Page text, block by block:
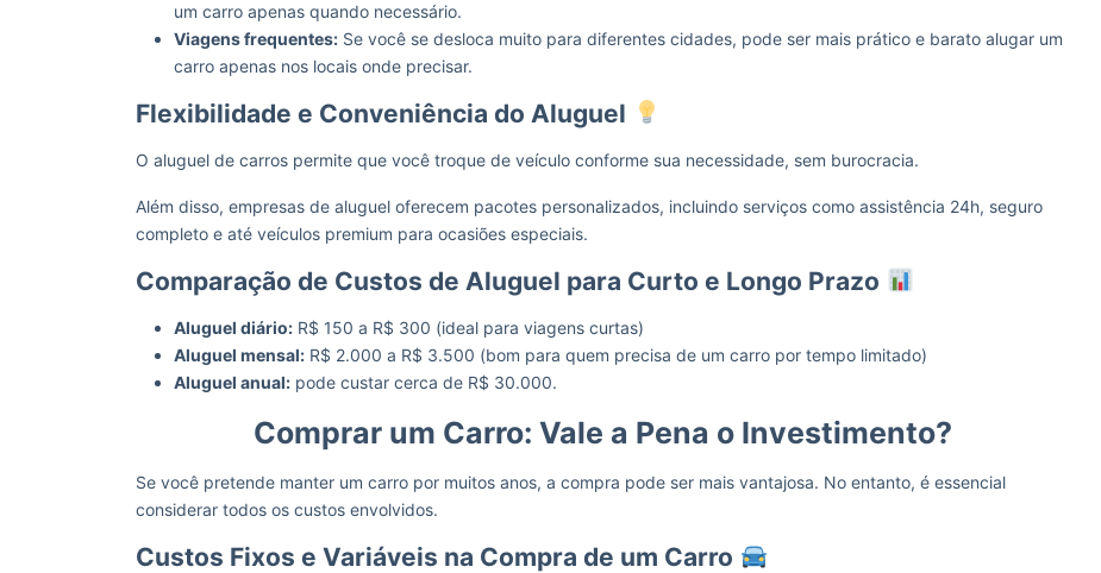
um carro apenas quando necessário.
Viagens frequentes: Se você se desloca muito para diferentes cidades, pode ser mais prático e barato alugar um
carro apenas nos locais onde precisar.
Flexibilidade e Conveniência do Aluguel
O aluguel de carros permite que você troque de veículo conforme sua necessidade, sem burocracia.
Além disso, empresas de aluguel oferecem pacotes personalizados, incluindo serviços como assistência 24h, seguro
completo e até veículos premium para ocasiões especiais.
Comparação de Custos de Aluguel para Curto e Longo Prazo
Aluguel diário: R$ 150 a R$ 300 (ideal para viagens curtas)
Aluguel mensal: R$ 2.000 a R$ 3.500 (bom para quem precisa de um carro por tempo limitado)
Aluguel anual: pode custar cerca de R$ 30.000.
Comprar um Carro: Vale a Pena o Investimento?
Se você pretende manter um carro por muitos anos, a compra pode ser mais vantajosa. No entanto, é essencial
considerar todos os custos envolvidos.
Custos Fixos e Variáveis na Compra de um Carro